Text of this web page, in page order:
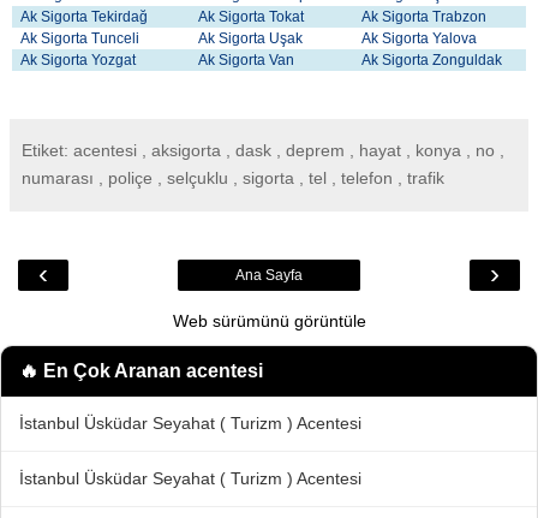
Ak Sigorta Tekirdağ
Ak Sigorta Tokat
Ak Sigorta Trabzon
Ak Sigorta Tunceli
Ak Sigorta Uşak
Ak Sigorta Yalova
Ak Sigorta Yozgat
Ak Sigorta Van Ak Sigorta Zonguldak
Etiket: acentesi , aksigorta , dask , deprem , hayat , konya , no ,
numarası , poliçe , selçuklu , sigorta , tel , telefon , trafik
‹ ›
Ana Sayfa
Web sürümünü görüntüle
🔥 En Çok Aranan acentesi
İstanbul Üsküdar Seyahat ( Turizm ) Acentesi
İstanbul Üsküdar Seyahat ( Turizm ) Acentesi